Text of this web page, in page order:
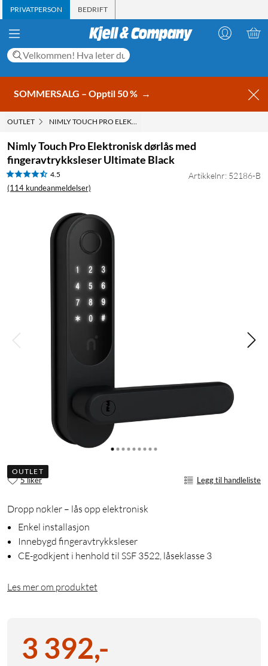
PRIVATPERSON BEDRIFT
SOMMERSALG – Opptil 50 % →
OUTLET NIMLY TOUCH PRO ELEKTRONISK DØRLÅS MED
Nimly Touch Pro Elektronisk dørlås med
fingeravtrykksleser Ultimate Black
4.5
(114 kundeanmeldelser)
Artikkelnr: 52186-B
OUTLET
5 liker Legg til handleliste
Dropp nøkler – lås opp elektronisk
Enkel installasjon
Innebygd fingeravtrykksleser
CE-godkjent i henhold til SSF 3522, låseklasse 3
Les mer om produktet
3 392,-